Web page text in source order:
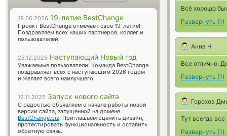
Всё хорошо
Развернуть (1)
Анна Ч
Все отлично.
Развернуть (1)
Горохов
Тут всегда все
Развернуть (1)
19.06.2026 19-летие BestChange
Проект BestChange отмечает свое 19-летие!
Поздравляем всех наших партнеров, коллег и
пользователей.
25.12.2025 Наступающий Новый год
Уважаемые пользователи! Команда BestChange
поздравляет всех с наступающим 2026 годом
и желает всего наилучшего!
12.11.2025 Запуск нового сайта
С радостью объявляем о начале работы новой
версии сайта, запущенной на домене
BestChange.biz. Приглашаем оценить дизайн,
протестировать функциональность и оставить
обратную связь.